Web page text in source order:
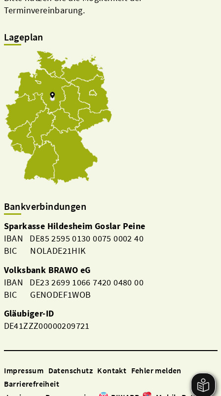
Terminvereinbarung.
Lageplan
Bankverbindungen
Sparkasse Hildesheim Goslar Peine
IBAN DE85 2595 0130 0075 0002 40
BIC NOLADE21HIK
Volksbank BRAWO eG
IBAN DE23 2699 1066 7420 0480 00
BIC GENODEF1WOB
Gläubiger-ID
DE41ZZZ00000209721
Impressum Datenschutz Kontakt Fehler melden
Barrierefreiheit